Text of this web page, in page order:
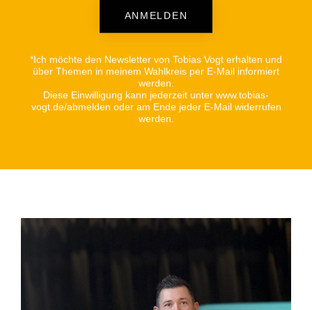
ANMELDEN
*Ich möchte den Newsletter von Tobias Vogt erhalten und
über Themen in meinem Wahlkreis per E-Mail informiert
werden.
Diese Einwilligung kann jederzeit unter www.tobias-
vogt.de/abmelden oder am Ende jeder E-Mail widerrufen
werden.